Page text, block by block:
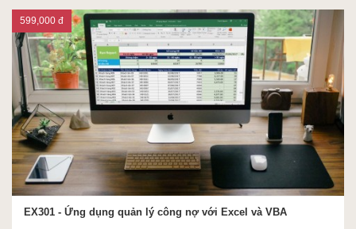
EX301 - Ứng dụng quản lý công nợ với Excel và VBA
599,000 đ